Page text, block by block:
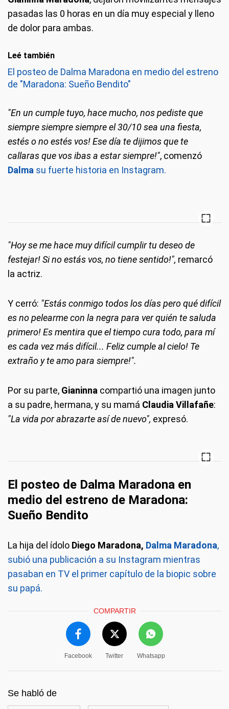
pasadas las 0 horas en un día muy especial y lleno
de dolor para ambas.
Leé también
El posteo de Dalma Maradona en medio del estreno
de "Maradona: Sueño Bendito"
"En un cumple tuyo, hace mucho, nos pediste que
siempre siempre siempre el 30/10 sea una fiesta,
estés o no estés vos! Ese día te dijimos que te
callaras que vos ibas a estar siempre!", comenzó
Dalma su fuerte historia en Instagram.
"Hoy se me hace muy difícil cumplir tu deseo de
festejar! Si no estás vos, no tiene sentido!", remarcó
la actriz.
Y cerró: "Estás conmigo todos los días pero qué difícil
es no pelearme con la negra para ver quién te saluda
primero! Es mentira que el tiempo cura todo, para mí
es cada vez más difícil... Feliz cumple al cielo! Te
extraño y te amo para siempre!".
Por su parte, Gianinna compartió una imagen junto
a su padre, hermana, y su mamá Claudia Villafañe:
"La vida por abrazarte así de nuevo", expresó.
El posteo de Dalma Maradona en
medio del estreno de Maradona:
Sueño Bendito
La hija del ídolo Diego Maradona, Dalma Maradona,
subió una publicación a su Instagram mientras
pasaban en TV el primer capítulo de la biopic sobre
su papá.
COMPARTIR
Facebook Twitter Whatsapp
Se habló de